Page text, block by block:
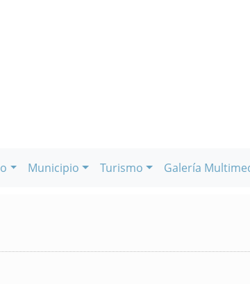
Municipio Turismo Galería